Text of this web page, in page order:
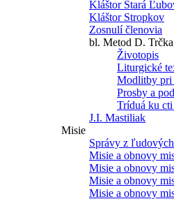
Kláštor Stará
Kláštor Stropkov
Zosnulí členovia
bl. Metod D. Trčka
Životopis
Liturgické
Modlitby pri
Prosby a
Tríduá ku
J.I. Mastiliak
Misie
Správy z
Misie a obnovy
Misie a obnovy
Misie a obnovy
Misie a obnovy